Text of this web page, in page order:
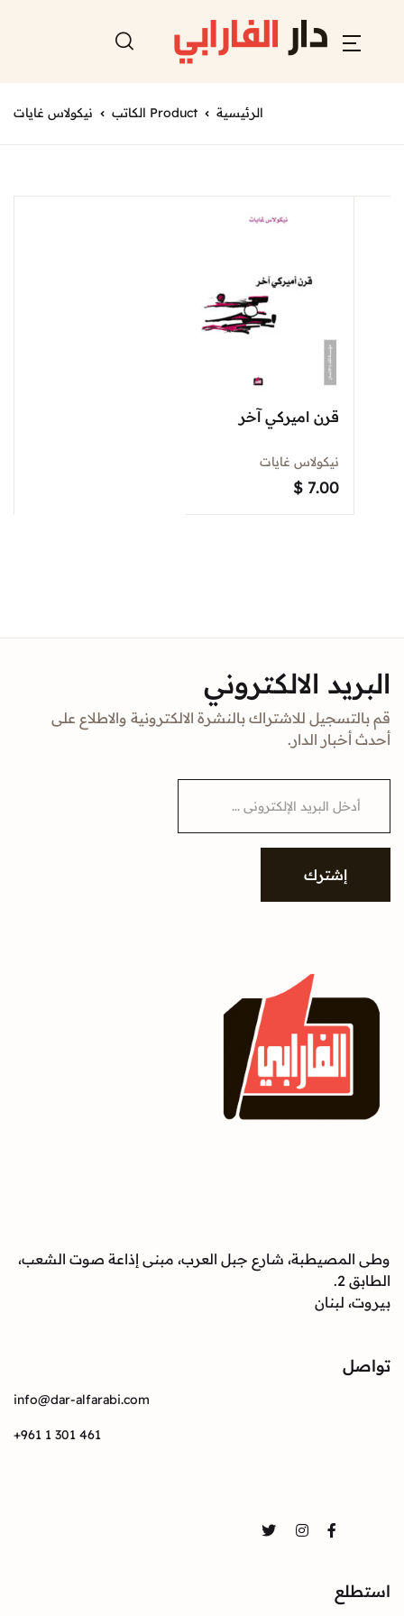
الرئيسية Product الكاتب نيكولاس غايات
قرن اميركي آخر
نيكولاس غايات
$ 7.00
البريد الالكتروني
قم بالتسجيل للاشتراك بالنشرة الالكترونية والاطلاع على
أحدث أخبار الدار.
i
إشترك
وطى المصيطبة، شارع جبل العرب، مبنى إذاعة صوت الشعب،
الطابق 2.
بيروت، لبنان
تواصل
info@dar-alfarabi.com
+961 1 301 461
Facebook
Instagram
Twitter
استطلع